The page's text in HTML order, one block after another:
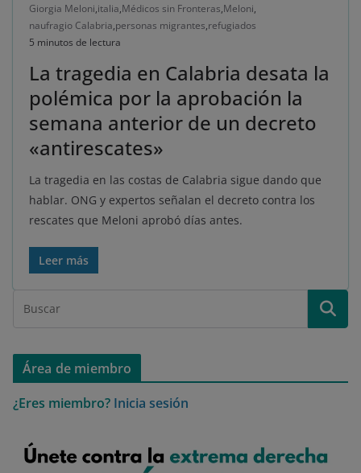
Giorgia Meloni,italia,Médicos sin Fronteras,Meloni,
naufragio Calabria,personas migrantes,refugiados
5 minutos de lectura
La tragedia en Calabria desata la
polémica por la aprobación la
semana anterior de un decreto
«antirescates»
La tragedia en las costas de Calabria sigue dando que
hablar. ONG y expertos señalan el decreto contra los
rescates que Meloni aprobó días antes.
Leer más
Área de miembro
¿Eres miembro? Inicia sesión